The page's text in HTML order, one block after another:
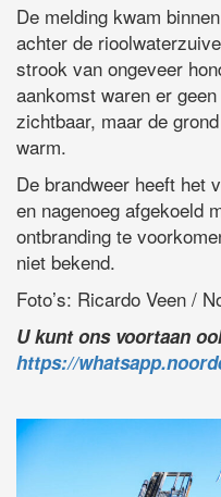
De melding kwam
achter de
strook van ongeveer
aankomst waren er
zichtbaar, maar de
warm.
De brandweer heeft het
en nagenoeg afgekoeld
ontbranding te
niet bekend.
Foto’s: Ricardo Veen /
U kunt ons voortaan
https://